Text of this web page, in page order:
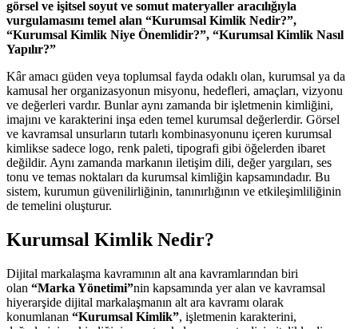
görsel ve işitsel soyut ve somut materyaller aracılığıyla
vurgulamasını temel alan “Kurumsal Kimlik Nedir?”,
“Kurumsal Kimlik Niye Önemlidir?”, “Kurumsal Kimlik Nasıl
Yapılır?”
Kâr amacı güden veya toplumsal fayda odaklı olan, kurumsal ya da
kamusal her organizasyonun misyonu, hedefleri, amaçları, vizyonu
ve değerleri vardır. Bunlar aynı zamanda bir işletmenin kimliğini,
imajını ve karakterini inşa eden temel kurumsal değerlerdir. Görsel
ve kavramsal unsurların tutarlı kombinasyonunu içeren kurumsal
kimlikse sadece logo, renk paleti, tipografi gibi öğelerden ibaret
değildir. Aynı zamanda markanın iletişim dili, değer yargıları, ses
tonu ve temas noktaları da kurumsal kimliğin kapsamındadır. Bu
sistem, kurumun güvenilirliğinin, tanınırlığının ve etkileşimliliğinin
de temelini oluşturur.
Kurumsal Kimlik Nedir?
Dijital markalaşma kavramının alt ana kavramlarından biri
olan “Marka Yönetimi”nin kapsamında yer alan ve kavramsal
hiyerarşide dijital markalaşmanın alt ara kavramı olarak
konumlanan “Kurumsal Kimlik”, işletmenin karakterini,